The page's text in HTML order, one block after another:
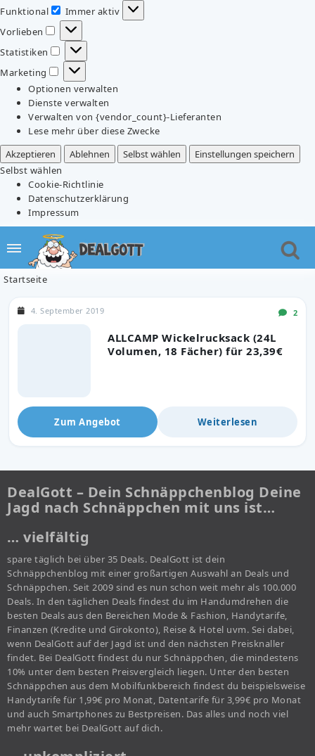
Funktional
Funktional
Immer aktiv
Vorlieben
Vorlieben
Statistiken
Statistiken
Marketing
Marketing
Optionen verwalten
Dienste verwalten
Verwalten von {vendor_count}-Lieferanten
Lese mehr über diese Zwecke
Akzeptieren
Ablehnen Selbst wählen
Einstellungen speichern
Selbst wählen
Cookie-Richtlinie
Datenschutzerklärung
Impressum
Startseite
ALLCAMP Wickelrucksack (24L
Volumen, 18 Fächer) für 23,39€
4. September 2019 2
Zum Angebot Weiterlesen
DealGott – Dein Schnäppchenblog Deine
Jagd nach Schnäppchen mit uns ist…
… vielfältig
spare täglich bei über 35 Deals. DealGott ist dein
Schnäppchenblog mit einer großartigen Auswahl an Deals und
Schnäppchen. Seit 2009 sind es nun schon weit mehr als 100.000
Deals. In den täglichen Deals findest du im Handumdrehen die
besten Deals aus den Bereichen Mode & Fashion, Handytarife,
Finanzen (Kredite und Girokonto), Reise & Hotel uvm. Sei dabei,
wenn DealGott auf der Jagd ist und den nächsten Preisknaller
findet. Bei DealGott findest du nur Schnäppchen, die mindestens
10% unter dem besten Preisvergleich liegen. Unter den besten
Schnäppchen aus dem Mobilfunkbereich findest du beispielsweise
Handytarife für 1,99€ pro Monat, Datentarife für 3,99€ pro Monat
und auch Smartphones zu Bestpreisen. Das alles und noch viel
mehr wartet bei DealGott auf dich.